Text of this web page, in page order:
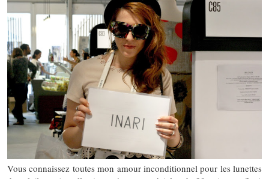
Vous connaissez toutes mon amour inconditionnel pour les lunettes